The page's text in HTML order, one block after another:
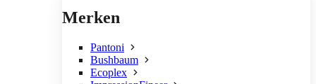
Merken
Pantoni
Bushbaum
Ecoplex